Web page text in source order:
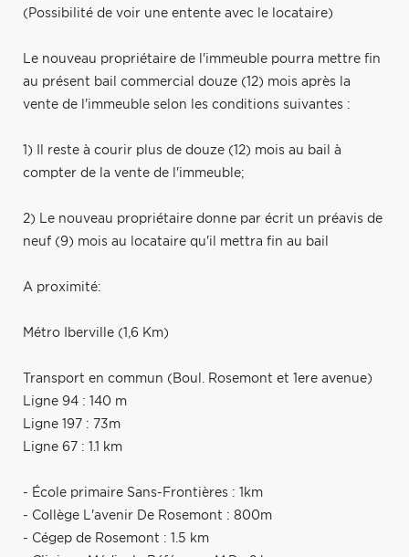
(Possibilité de voir une entente avec le locataire)
Le nouveau propriétaire de l'immeuble pourra mettre fin
au présent bail commercial douze (12) mois après la
vente de l'immeuble selon les conditions suivantes :
1) Il reste à courir plus de douze (12) mois au bail à
compter de la vente de l'immeuble;
2) Le nouveau propriétaire donne par écrit un préavis de
neuf (9) mois au locataire qu'il mettra fin au bail
A proximité:
Métro Iberville (1,6 Km)
Transport en commun (Boul. Rosemont et 1ere avenue)
Ligne 94 : 140 m
Ligne 197 : 73m
Ligne 67 : 1.1 km
- École primaire Sans-Frontières : 1km
- Collège L'avenir De Rosemont : 800m
- Cégep de Rosemont : 1.5 km